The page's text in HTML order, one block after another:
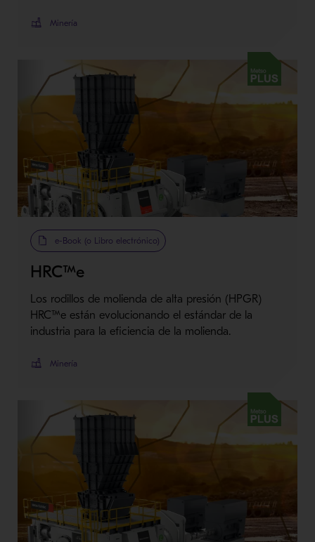
Minería
Metso Pluse-Book (o Libro electrónico)
HRC™e
Los rodillos de molienda de alta presión (HPGR)
HRC™e están evolucionando el estándar de la
industria para la eficiencia de la molienda.
Minería